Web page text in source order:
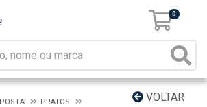
0
VOLTAR
PRATOS